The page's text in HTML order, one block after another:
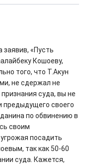
заявив, «Пусть
Кошоеву,
того, что Т.Акун
не сдержал не
суда, вы не
предыдущего своего
по обвинению в
своим
посадить
так как 50-60
суда. Кажется,